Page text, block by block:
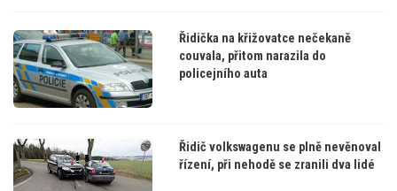
Řidička na křižovatce nečekaně
couvala, přitom narazila do
policejního auta
Řidič volkswagenu se plně nevěnoval
řízení, při nehodě se zranili dva lidé